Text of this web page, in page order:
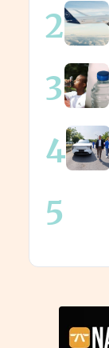
2
3
4
5